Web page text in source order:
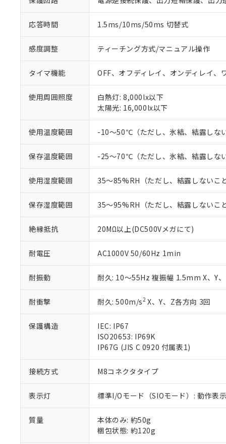
応答時間 1.5ms/10ms/50ms 切替式
感度調整 ティーチング方式/マニュアル操作
タイマ機能 OFF、オフディレイ、オンディレイ、
使用周囲照度
白熱灯: 8,000lx以下
太陽光: 16,000lx以下
使用温度範囲 -10～50℃（ただし、氷結、結露しない
保存温度範囲 -25～70℃（ただし、氷結、結露しない
使用湿度範囲 35～85%RH（ただし、結露しないこと
保存湿度範囲 35～95%RH（ただし、結露しないこと
絶縁抵抗 20MΩ以上(DC500Vメガにて)
耐電圧 AC1000V 50/60Hz 1min
耐振動 耐久: 10～55Hz 複振幅 1.5mm X、Y
耐衝撃 耐久: 500m/s2X、Y、Z各方向 3回
保護構造
IEC: IP67
ISO20653: IP69K
IP67G (JIS C 0920 付属表1)
接続方式 M8コネクタタイプ
表示灯 標準I/Oモード（SIOモード）: 動作表
質量
本体のみ: 約50g
梱包状態: 約120g
以下の条件をお読
本サービス
くものです。
在庫状況お
のであり、
当社販売員
オムロン制御
マイパーツ
ている必要
お客様が当
が、当社の
さい。
いる法人を指
仕入先様の事情に
があります。
*EU RoHS指令（10物質
鉛(Pb) 1000ppm以下、
六価クロム(Cr(Ⅵ))
ル（DBP） 1000ppm
※2 対応予定月
※3 非含有証明
下記の非含有証明
EU RoHS指令（
51物質の非含有証
また、RoHS指令
混在することから
既に当社にて対応
り割愛しておりま
※1 中国
「○」：最大均質
「－」：未確認で
*中国RoHS10物質の基
Cr(Ⅵ)(六価クロム) :
DBP(フタル酸ジブチル
※2 環境保護使
「ｅ」：有害物
「－」：未確認で
当社は、こ
う）を輸出
当社は規制
ます。
当社は、貴
また当社は
記
号
説明
△ 一定数
－
在庫な
機器販売
空
受注生